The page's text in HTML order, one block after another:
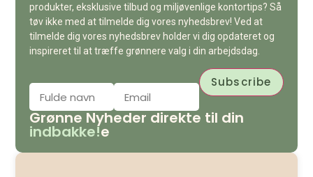
produkter, eksklusive tilbud og miljøvenlige kontortips? Så
tøv ikke med at tilmelde dig vores nyhedsbrev! Ved at
tilmelde dig vores nyhedsbrev holder vi dig opdateret og
inspireret til at træffe grønnere valg i din arbejdsdag.
Grønne Nyheder direkte til din
indbakke!e